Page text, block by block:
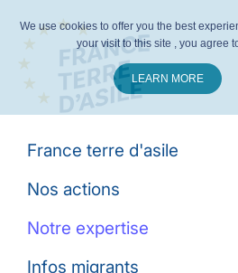
France terre d'asile
Nos actions
Notre expertise
Infos migrants
We use cookies to offer you the best
your visit to this site , you agree
LEARN MORE